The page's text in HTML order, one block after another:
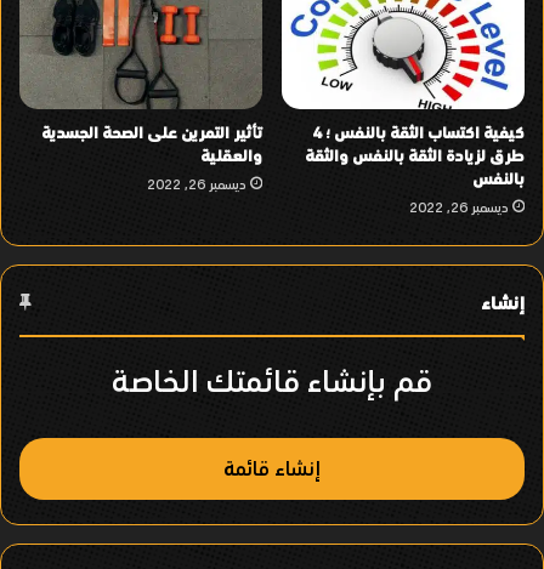
كيفية اكتساب الثقة بالنفس ؛ 4
طرق لزيادة الثقة بالنفس والثقة
بالنفس
ديسمبر 26, 2022
تأثير التمرين على الصحة الجسدية
والعقلية
ديسمبر 26, 2022
إنشاء
قم بإنشاء قائمتك الخاصة
إنشاء قائمة